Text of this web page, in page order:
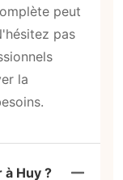
peut
pas
la
Huy ?